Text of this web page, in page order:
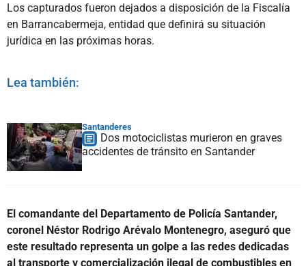
Los capturados fueron dejados a disposición de la Fiscalía
en Barrancabermeja, entidad que definirá su situación
jurídica en las próximas horas.
Lea también:
Santanderes
Dos motociclistas murieron en graves
accidentes de tránsito en Santander
El comandante del Departamento de Policía Santander,
coronel Néstor Rodrigo Arévalo Montenegro, aseguró que
este resultado representa un golpe a las redes dedicadas
al transporte y comercialización ilegal de combustibles en